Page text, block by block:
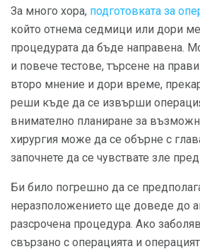
За много хора, подготовката за
който отнема седмици или дори
процедурата да бъде направена.
и повече тестове, търсене на
второ мнение и дори време,
реши къде да се извърши
внимателно планиране за
хирургия може да се обърне с
започнете да се чувствате зле
Би било погрешно да се
неразположението ще доведе до
разсрочена процедура. Ако
свързано с операцията и